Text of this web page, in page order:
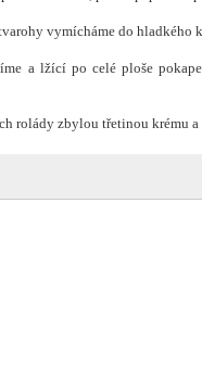
vymícháme do hladkého
a lžící po celé ploše
rolády zbylou třetinou krému a